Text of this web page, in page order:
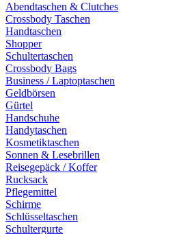
Abendtaschen & Clutches
Crossbody Taschen
Handtaschen
Shopper
Schultertaschen
Crossbody Bags
Business / Laptoptaschen
Geldbörsen
Gürtel
Handschuhe
Handytaschen
Kosmetiktaschen
Sonnen & Lesebrillen
Reisegepäck / Koffer
Rucksack
Pflegemittel
Schirme
Schlüsseltaschen
Schultergurte